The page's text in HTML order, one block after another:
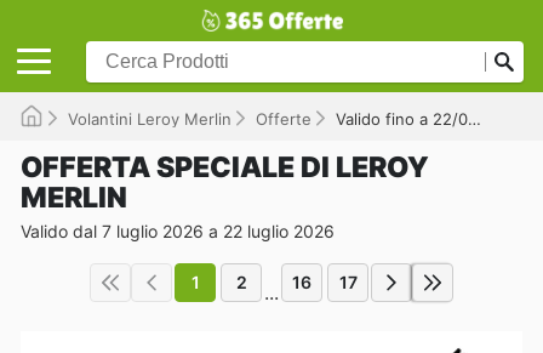
Volantini Leroy Merlin Offerte Valido fino a 22/07/2026
OFFERTA SPECIALE DI LEROY
MERLIN
Valido dal 7 luglio 2026 a 22 luglio 2026
1 2 ... 16 17